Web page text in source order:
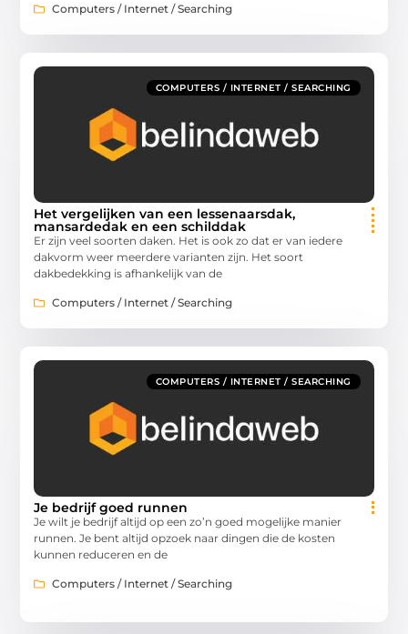
Computers / Internet / Searching
COMPUTERS / INTERNET / SEARCHING
Het vergelijken van een lessenaarsdak,
mansardedak en een schilddak
Er zijn veel soorten daken. Het is ook zo dat er van iedere
dakvorm weer meerdere varianten zijn. Het soort
dakbedekking is afhankelijk van de
Computers / Internet / Searching
COMPUTERS / INTERNET / SEARCHING
Je bedrijf goed runnen
Je wilt je bedrijf altijd op een zo’n goed mogelijke manier
runnen. Je bent altijd opzoek naar dingen die de kosten
kunnen reduceren en de
Computers / Internet / Searching